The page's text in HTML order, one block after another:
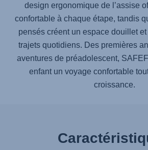
design ergonomique de l’assise
confortable à chaque étape, tandis
pensés créent un espace douillet
trajets quotidiens. Des premières
aventures de préadolescent,
enfant un voyage confortable
croissance.